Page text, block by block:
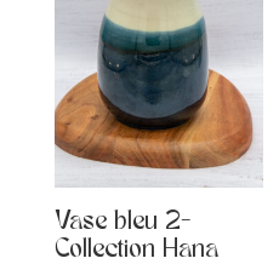
Vase bleu 2-
Collection Hana